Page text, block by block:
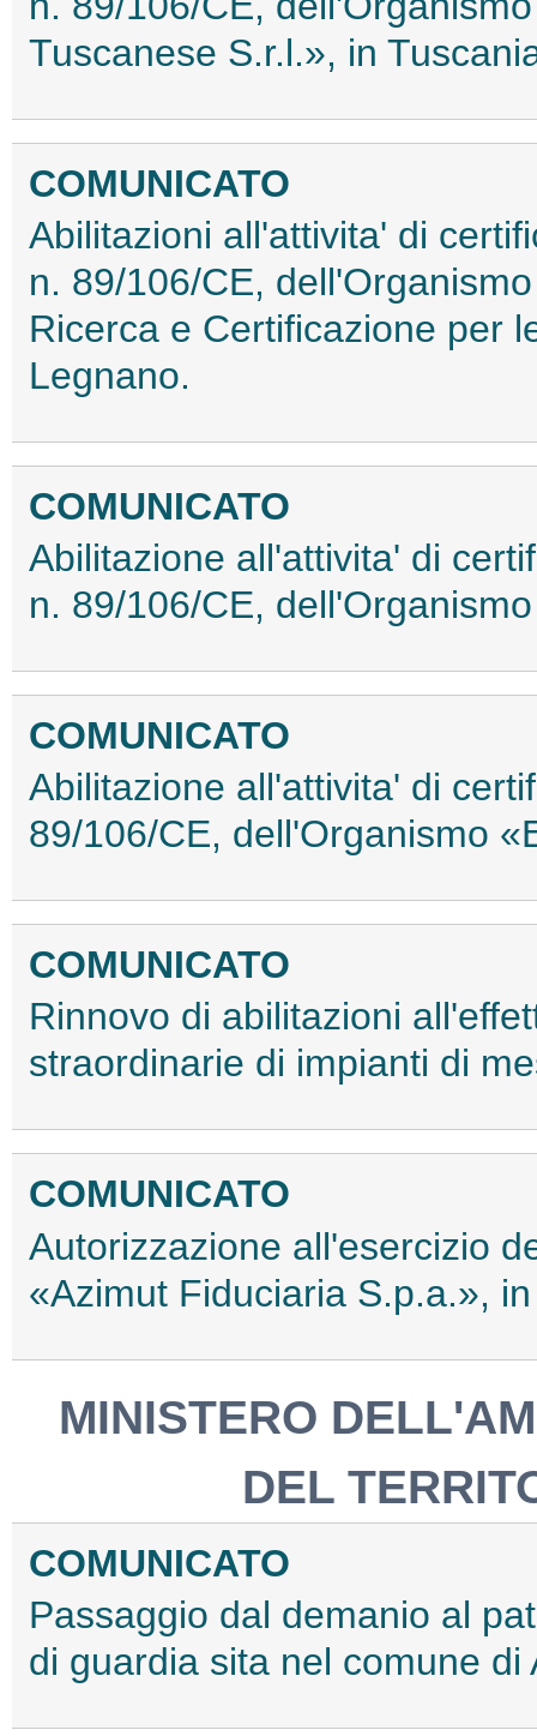
Tuscanese S.r.l.», in
COMUNICATO
Abilitazioni all'attivita' di
n. 89/106/CE,
Ricerca e Certificazione per
Legnano.
COMUNICATO
Abilitazione all'attivita' di
n. 89/106/CE,
COMUNICATO
Abilitazione all'attivita' di
89/106/CE, dell'Organismo
COMUNICATO
Rinnovo di abilitazioni
straordinarie di impianti di
COMUNICATO
Autorizzazione all'esercizio
«Azimut Fiduciaria S.p.a.»,
MINISTERO
DEL
COMUNICATO
Passaggio dal demanio al
di guardia sita nel comune di